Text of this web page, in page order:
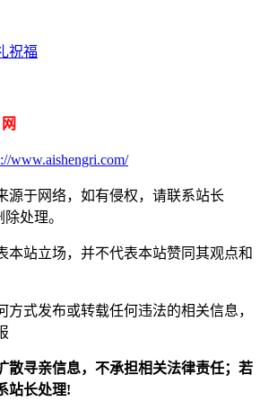
祝福
www.aishengri.com/
源于网络，如有侵权，请联系站长
处理。
本站立场，并不代表本站赞同其观点和
方式发布或转载任何违法的相关信息，
散寻亲信息，不承担相关法律责任；若
站长处理!